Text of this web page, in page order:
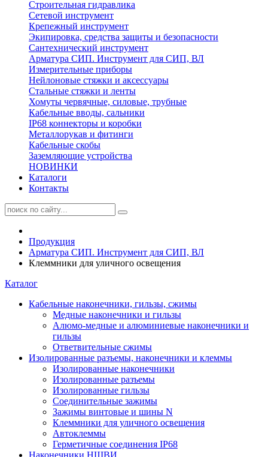
Строительная гидравлика
Сетевой инструмент
Крепежный инструмент
Экипировка, средства защиты и безопасности
Сантехнический инструмент
Арматура СИП. Инструмент для СИП, ВЛ
Измерительные приборы
Нейлоновые стяжки и аксессуары
Стальные стяжки и ленты
Хомуты червячные, силовые, трубные
Кабельные вводы, сальники
IP68 коннекторы и коробки
Металлорукав и фитинги
Кабельные скобы
Заземляющие устройства
НОВИНКИ
Каталоги
Контакты
Продукция
Арматура СИП. Инструмент для СИП, ВЛ
Клеммники для уличного освещения
Каталог
Кабельные наконечники, гильзы, сжимы
Медные наконечники и гильзы
Алюмо-медные и алюминиевые наконечники и
гильзы
Ответвительные сжимы
Изолированные разъемы, наконечники и клеммы
Изолированные наконечники
Изолированные разъемы
Изолированные гильзы
Соединительные зажимы
Зажимы винтовые и шины N
Клеммники для уличного освещения
Автоклеммы
Герметичные соединения IP68
Наконечники НШВИ